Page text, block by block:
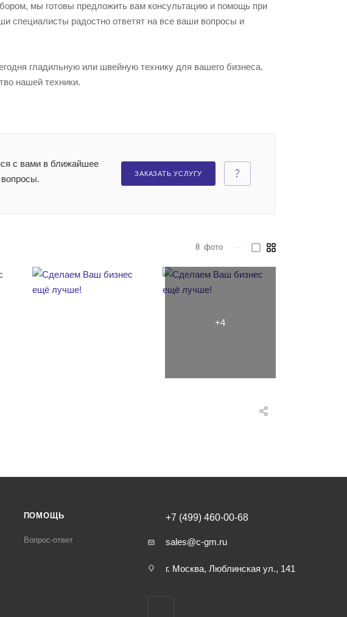
мы готовы предложить вам консультацию и помощь при
специалисты радостно ответят на все ваши вопросы и
гладильную или швейную технику для вашего бизнеса.
нашей техники.
с вами в ближайшее
ЗАКАЗАТЬ УСЛУГУ
8 фото
ПОМОЩЬ
Вопрос-ответ
+7 (499) 460-00-68
sales@c-gm.ru
г. Москва, Люблинская ул., 141